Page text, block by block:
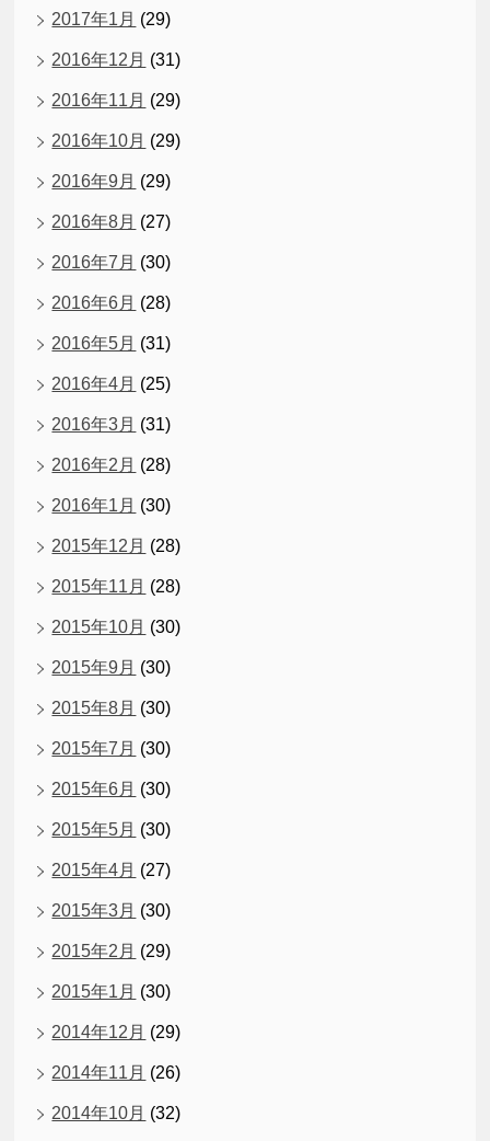
2017年1月 (29)
2016年12月 (31)
2016年11月 (29)
2016年10月 (29)
2016年9月 (29)
2016年8月 (27)
2016年7月 (30)
2016年6月 (28)
2016年5月 (31)
2016年4月 (25)
2016年3月 (31)
2016年2月 (28)
2016年1月 (30)
2015年12月 (28)
2015年11月 (28)
2015年10月 (30)
2015年9月 (30)
2015年8月 (30)
2015年7月 (30)
2015年6月 (30)
2015年5月 (30)
2015年4月 (27)
2015年3月 (30)
2015年2月 (29)
2015年1月 (30)
2014年12月 (29)
2014年11月 (26)
2014年10月 (32)